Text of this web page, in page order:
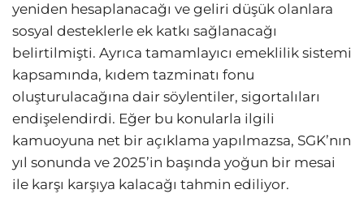
yeniden hesaplanacağı ve geliri düşük olanlara
sosyal desteklerle ek katkı sağlanacağı
belirtilmişti. Ayrıca tamamlayıcı emeklilik sistemi
kapsamında, kıdem tazminatı fonu
oluşturulacağına dair söylentiler, sigortalıları
endişelendirdi. Eğer bu konularla ilgili
kamuoyuna net bir açıklama yapılmazsa, SGK’nın
yıl sonunda ve 2025’in başında yoğun bir mesai
ile karşı karşıya kalacağı tahmin ediliyor.